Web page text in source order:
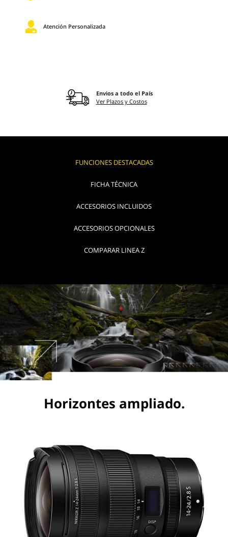
Atención Personalizada
Envios a todo el País
Ver Plazos y Costos
FUNCIONES DESTACADAS
FICHA TÉCNICA
ACCESORIOS INCLUIDOS
ACCESORIOS OPCIONALES
COMPARAR LINEA Z
Horizontes ampliado.